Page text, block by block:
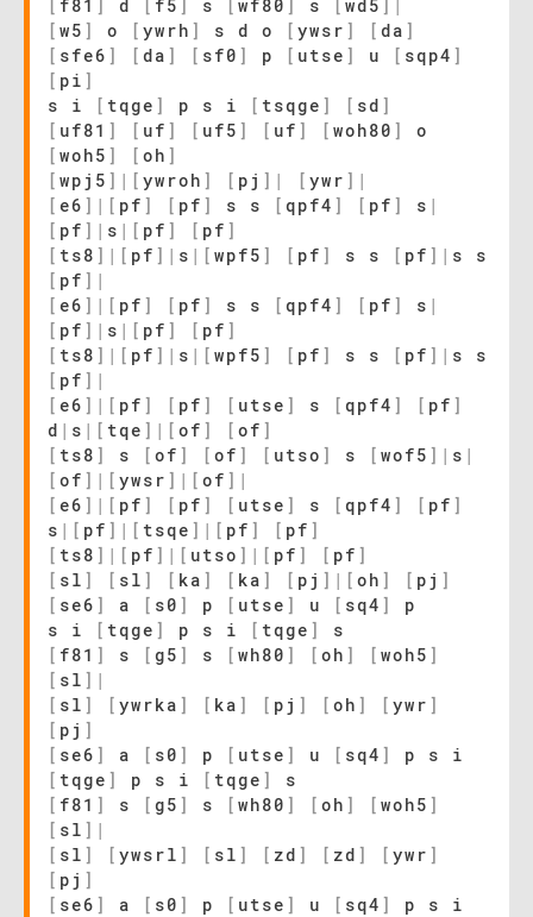
f81 d f5 s wf80 s wd5
[ w5 ] o [ ywrh ] s d o [ ywsr ] [ da ]
[ sfe6 ] [ da ] [ sf0 ] p [ utse ] u [ sqp4 ]
[ pi ]
s i
[ tqge ] p s i [ tsqge ] [ sd ]
[ uf81 ] [ uf ] [ uf5 ] [ uf ] [ woh80 ]
o
[ woh5 ] [ oh ]
[ wpj5 ] | [ ywroh ] [ pj ] | [ ywr ] |
[ e6 ] | [ pf ] [ pf ] s s [ qpf4 ] [ pf ] s |
[ pf ] | s | [ pf ] [ pf ]
[ ts8 ] | [ pf ] | s | [ wpf5 ] [ pf ] s s [ pf ] | s s
[ pf ] |
[ e6 ] | [ pf ] [ pf ] s s [ qpf4 ] [ pf ] s |
[ pf ] | s | [ pf ] [ pf ]
[ ts8 ] | [ pf ] | s | [ wpf5 ] [ pf ] s s [ pf ] | s s
[ pf ] |
[ e6 ] | [ pf ] [ pf ] [ utse ] s [ qpf4 ] [ pf ]
d | s | [ tqe ] | [ of ] [ of ]
[ ts8 ] s [ of ] [ of ] [ utso ] s [ wof5 ] | s |
[ of ] | [ ywsr ] | [ of ] |
[ e6 ] | [ pf ] [ pf ] [ utse ] s [ qpf4 ] [ pf ]
s | [ pf ] | [ tsqe ] | [ pf ] [ pf ]
[ ts8 ] | [ pf ] | [ utso ] | [ pf ] [ pf ]
[ sl ] [ sl ] [ ka ] [ ka ] [ pj ] | [ oh ] [ pj ]
[ se6 ] a [ s0 ] p [ utse ] u [ sq4 ]
p
s i
[ tqge ] p s i [ tqge ]
s
[ f81 ] s [ g5 ] s [ wh80 ] [ oh ] [ woh5 ]
[ sl ] |
[ sl ] [ ywrka ] [ ka ] [ pj ] [ oh ] [ ywr ]
[ pj ]
[ se6 ] a [ s0 ] p [ utse ] u [ sq4 ]
p s i
[ tqge ] p s i [ tqge ]
s
[ f81 ] s [ g5 ] s [ wh80 ] [ oh ] [ woh5 ]
[ sl ] |
[ sl ] [ ywsrl ] [ sl ] [ zd ] [ zd ] [ ywr ]
[ pj ]
[ se6 ] a [ s0 ] p [ utse ] u [ sq4 ]
p s i